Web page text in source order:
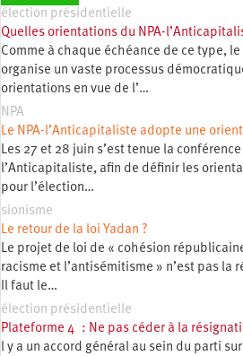
élection présidentielle
Quelles orientations du NPA-
Comme à chaque échéance de ce type,
organise un vaste processus
orientations en vue de l’…
NPA
Le NPA-l’Anticapitaliste adopte une
Les 27 et 28 juin s’est tenue la
l’Anticapitaliste, afin de définir les
pour l’élection…
sionisme
Le retour de la loi Yadan ?
Le projet de loi de « cohésion
racisme et l’antisémitisme » n’est pas la
Il faut le…
élection présidentielle
Plateforme 4 : Ne pas céder à la
l y a un accord général au sein du parti